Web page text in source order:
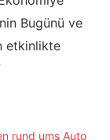
Bugünü ve
etkinlikte